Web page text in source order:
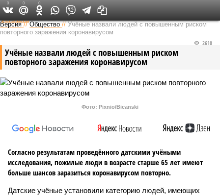
Федеральный выпуск
Версия //Общество //Учёные назвали людей с повышенным риском
повторного заражения коронавирусом
Учёные назвали людей с повышенным риском
повторного заражения коронавирусом
2610
Фото: Pixnio/Bicanski
Согласно результатам проведённого датскими учёными
исследования, пожилые люди в возрасте старше 65 лет имеют
больше шансов заразиться коронавирусом повторно.
Датские учёные установили категорию людей, имеющих
0 0 0